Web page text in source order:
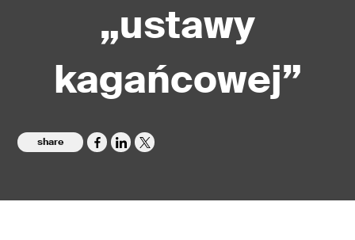
„ustawy
kagańcowej”
share